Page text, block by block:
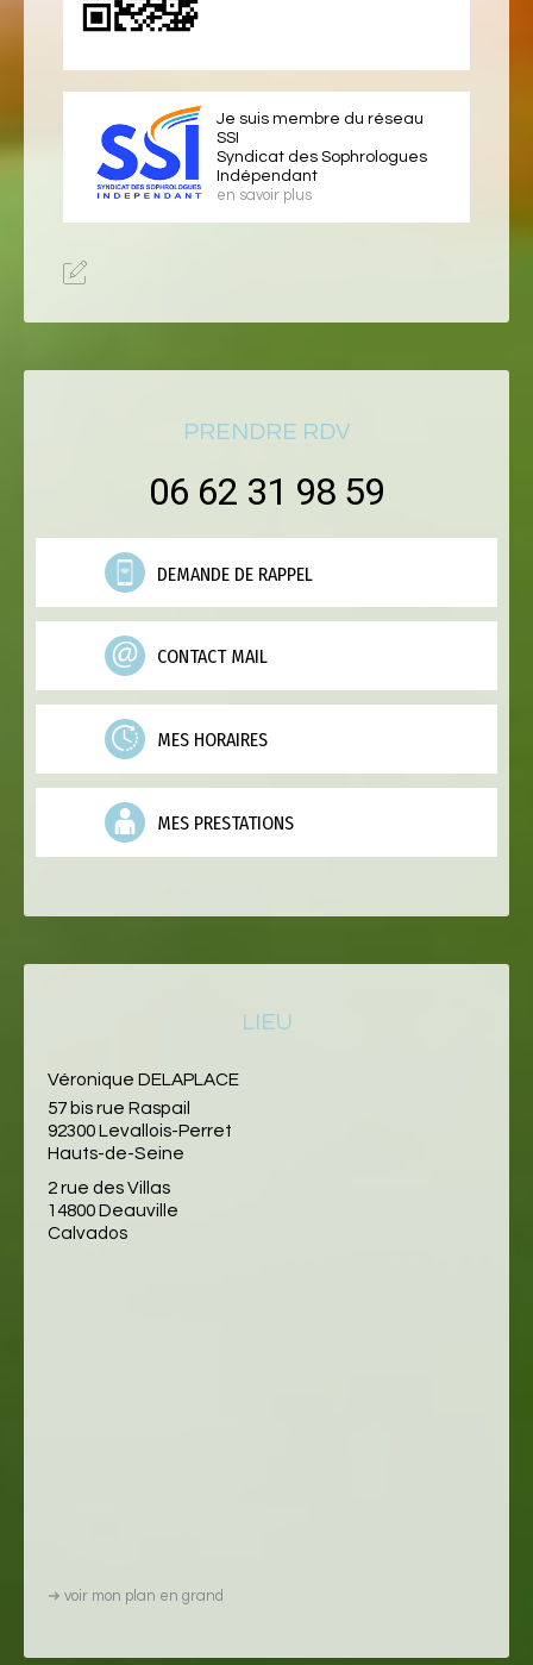
Je suis membre du réseau
SSI
Syndicat des Sophrologues
Indépendant
en savoir plus
PRENDRE RDV
06 62 31 98 59
DEMANDE DE RAPPEL
CONTACT MAIL
MES HORAIRES
MES PRESTATIONS
LIEU
Véronique DELAPLACE
57 bis rue Raspail
92300 Levallois-Perret
Hauts-de-Seine
2 rue des Villas
14800 Deauville
Calvados
➜ voir mon plan en grand